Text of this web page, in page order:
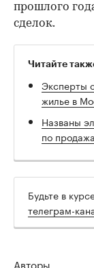
прошлого
сделок.
Читайте
Эксперты
жилье в
Названы
по
Будьте в
телеграм-
Авторы